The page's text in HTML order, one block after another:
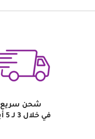
شحن سريع
في خلال 3 لـ 5 أيام